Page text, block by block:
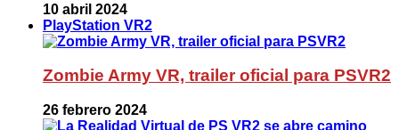
10 abril 2024
PlayStation VR2
Zombie Army VR, trailer oficial para PSVR2
26 febrero 2024